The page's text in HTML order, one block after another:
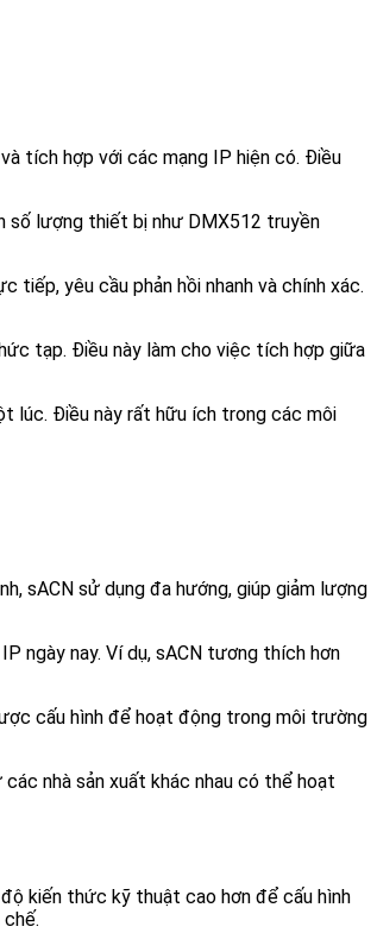
tích hợp với các mạng IP hiện có. Điều
số lượng thiết bị như DMX512 truyền
yêu cầu phản hồi nhanh và chính xác.
tạp. Điều này làm cho việc tích hợp giữa
lúc. Điều này rất hữu ích trong các môi
sACN sử dụng đa hướng, giúp giảm lượng
ngày nay. Ví dụ, sACN tương thích hơn
cấu hình để hoạt động trong môi trường
nhà sản xuất khác nhau có thể hoạt
kiến ​​thức kỹ thuật cao hơn để cấu hình